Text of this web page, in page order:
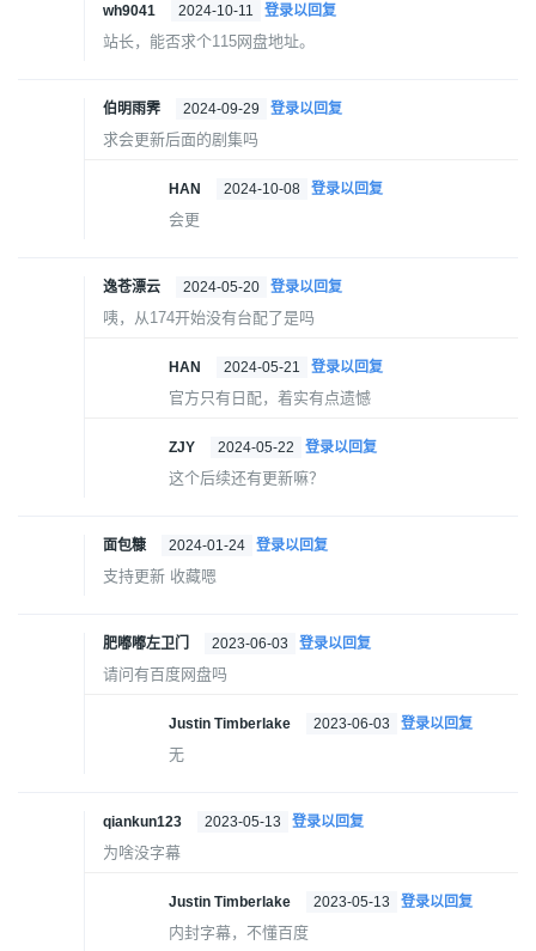
wh9041 2024-10-11 登录以回复
站长，能否求个115网盘地址。
伯明雨霁 2024-09-29 登录以回复
求会更新后面的剧集吗
HAN 2024-10-08 登录以回复
会更
逸苍漂云 2024-05-20 登录以回复
咦，从174开始没有台配了是吗
HAN 2024-05-21 登录以回复
官方只有日配，着实有点遗憾
ZJY 2024-05-22 登录以回复
这个后续还有更新嘛？
面包糠 2024-01-24 登录以回复
支持更新 收藏嗯
肥嘟嘟左卫门 2023-06-03 登录以回复
请问有百度网盘吗
Justin Timberlake 2023-06-03 登录以回复
无
qiankun123 2023-05-13 登录以回复
为啥没字幕
Justin Timberlake 2023-05-13 登录以回复
内封字幕，不懂百度